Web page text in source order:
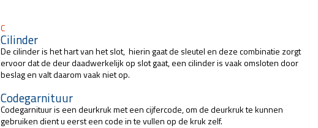
C
Cilinder
De cilinder is het hart van het slot, hierin gaat de sleutel en deze combinatie zorgt
ervoor dat de deur daadwerkelijk op slot gaat, een cilinder is vaak omsloten door
beslag en valt daarom vaak niet op.
Codegarnituur
Codegarnituur is een deurkruk met een cijfercode, om de deurkruk te kunnen
gebruiken dient u eerst een code in te vullen op de kruk zelf.